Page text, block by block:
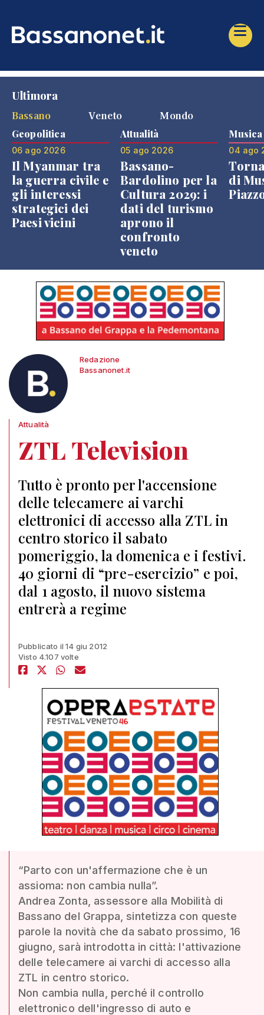
Ultimora
Bassano
Veneto Mondo
Geopolitica
06 ago 2026
Il Myanmar tra
la guerra civile e
gli interessi
strategici dei
Paesi vicini
Attualità
05 ago 2026
Bassano-
Bardolino per la
Cultura 2029: i
dati del turismo
aprono il
confronto
veneto
Musica
04 ago
di
Redazione
Bassanonet.it
Attualità
ZTL Television
Tutto è pronto per l'accensione
delle telecamere ai varchi
elettronici di accesso alla ZTL in
centro storico il sabato
pomeriggio, la domenica e i festivi.
40 giorni di “pre-esercizio” e poi,
dal 1 agosto, il nuovo sistema
entrerà a regime
Pubblicato il 14 giu 2012
Visto 4.107 volte
“Parto con un'affermazione che è un
assioma: non cambia nulla”.
Andrea Zonta, assessore alla Mobilità di
Bassano del Grappa, sintetizza con queste
parole la novità che da sabato prossimo, 16
giugno, sarà introdotta in città: l'attivazione
delle telecamere ai varchi di accesso alla
ZTL in centro storico.
Non cambia nulla, perché il controllo
elettronico dell'ingresso di auto e